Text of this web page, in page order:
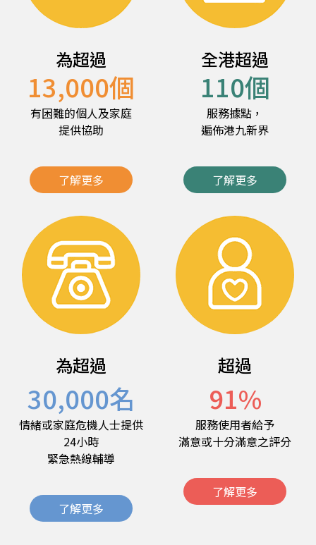
為超過
13,000個
有困難的個人及家庭
提供協助
了解更多
全港超過
110個
服務據點，
遍佈港九新界
了解更多
為超過
30,000名
情緒或家庭危機人士提供
24小時
緊急熱線輔導
了解更多
超過
91%
服務使用者給予
滿意或十分滿意之評分
了解更多